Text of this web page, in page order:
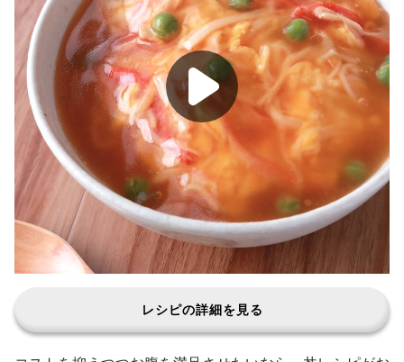
レシピの詳細を見る